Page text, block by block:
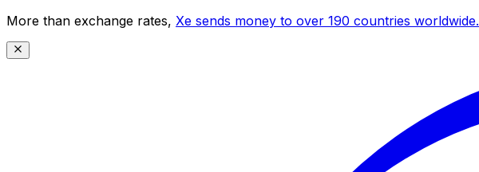
More than exchange rates, Xe sends money to over 190 countries worldwide.